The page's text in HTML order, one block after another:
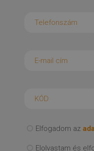
Elfogadom az
Elolvastam és